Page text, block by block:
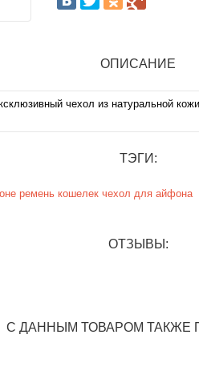
ОПИСАНИЕ
чехол из натуральной кожи
ТЭГИ:
ремень кошелек чехол для айфона
ОТЗЫВЫ:
С ДАННЫМ ТОВАРОМ ТАКЖЕ